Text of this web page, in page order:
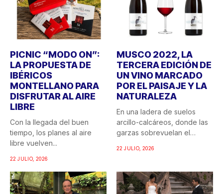
PICNIC “MODO ON”:
LA PROPUESTA DE
IBÉRICOS
MONTELLANO PARA
DISFRUTAR AL AIRE
LIBRE
Con la llegada del buen
tiempo, los planes al aire
libre vuelven...
22 JULIO, 2026
MUSCO 2022, LA
TERCERA EDICIÓN DE
UN VINO MARCADO
POR EL PAISAJE Y LA
NATURALEZA
En una ladera de suelos
arcillo-calcáreos, donde las
garzas sobrevuelan el
22 JULIO, 2026